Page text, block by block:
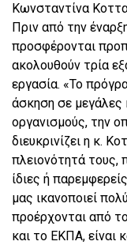
Κωνσταντίνα
Πριν από την
προσφέρονται
ακολουθούν τρία
εργασία. «Το
άσκηση σε μεγάλες
οργανισμούς, την
διευκρινίζει η κ.
πλειονότητά τους,
ίδιες ή
μας ικανοποιεί
προέρχονται από
και το ΕΚΠΑ, είναι